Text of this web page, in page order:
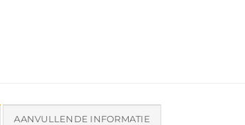
AANVULLENDE INFORMATIE